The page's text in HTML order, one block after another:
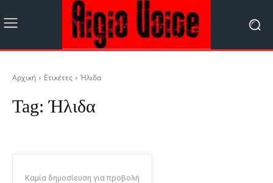
Αρχική Ετικέτες Ήλιδα
Tag:Ήλιδα
Καμία δημοσίευση για προβολή